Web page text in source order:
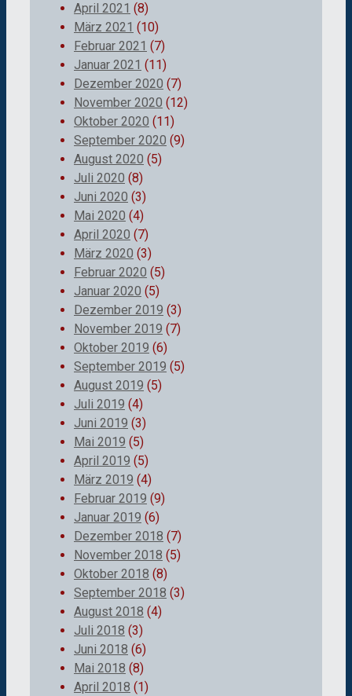
April 2021 (8)
März 2021 (10)
Februar 2021 (7)
Januar 2021 (11)
Dezember 2020 (7)
November 2020 (12)
Oktober 2020 (11)
September 2020 (9)
August 2020 (5)
Juli 2020 (8)
Juni 2020 (3)
Mai 2020 (4)
April 2020 (7)
März 2020 (3)
Februar 2020 (5)
Januar 2020 (5)
Dezember 2019 (3)
November 2019 (7)
Oktober 2019 (6)
September 2019 (5)
August 2019 (5)
Juli 2019 (4)
Juni 2019 (3)
Mai 2019 (5)
April 2019 (5)
März 2019 (4)
Februar 2019 (9)
Januar 2019 (6)
Dezember 2018 (7)
November 2018 (5)
Oktober 2018 (8)
September 2018 (3)
August 2018 (4)
Juli 2018 (3)
Juni 2018 (6)
Mai 2018 (8)
April 2018 (1)